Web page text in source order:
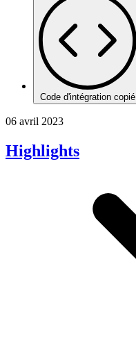
Code d'intégration copié
06 avril 2023
Highlights